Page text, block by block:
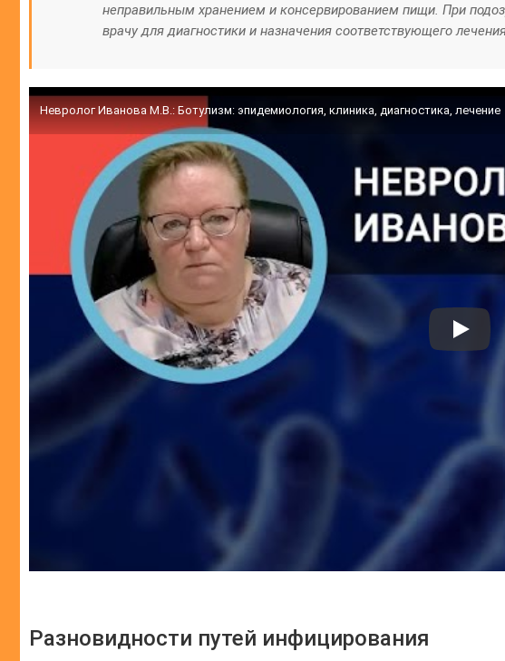
неправильным хранением и консервированием пищи. При
врачу для диагностики и назначения соответствующего
Невролог Иванова М.В.: Ботулизм: эпидемиология, клиника, диагностика, лечение
Разновидности путей инфицирования